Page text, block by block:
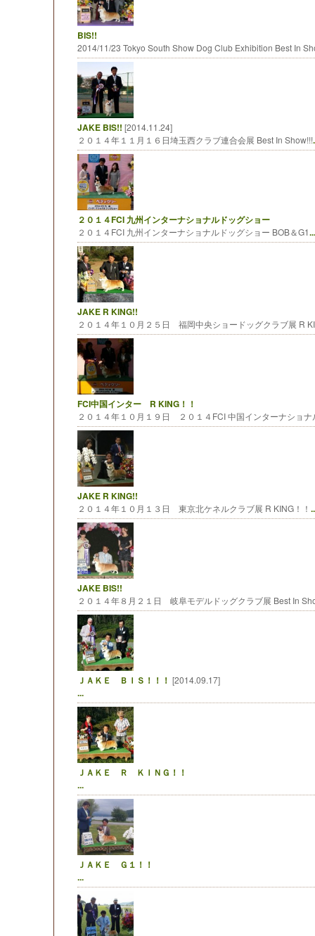
BIS!!
2014/11/23 Tokyo South Show Dog Club Exhibition Best In
JAKE BIS!! [2014.11.24]
２０１４年１１月１６日埼玉西クラブ連合会展 Best In Show!!!
２０１４FCI 九州インターナショナルドッグショー
２０１４FCI 九州インターナショナルドッグショー BOB＆G1...
JAKE R KING!!
２０１４年１０月２５日 福岡中央ショードッグクラブ展 R
FCI中国インター R KING！！
２０１４年１０月１９日 ２０１４FCI 中国インターナショ
JAKE R KING!!
２０１４年１０月１３日 東京北ケネルクラブ展 R KING！！
JAKE BIS!!
２０１４年８月２１日 岐阜モデルドッグクラブ展 Best In
ＪＡＫＥ ＢＩＳ！！！ [2014.09.17]
...
ＪＡＫＥ Ｒ ＫＩＮＧ！！
...
ＪＡＫＥ Ｇ１！！
...